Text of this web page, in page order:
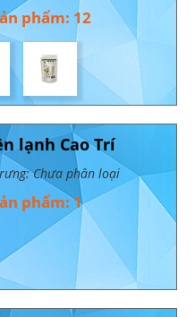
phẩm: 12
lạnh Cao Trí
Chưa phân loại
phẩm: 1